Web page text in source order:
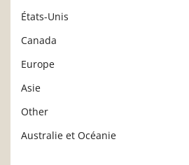
États-Unis
Canada
Europe
Asie
Other
Australie et Océanie